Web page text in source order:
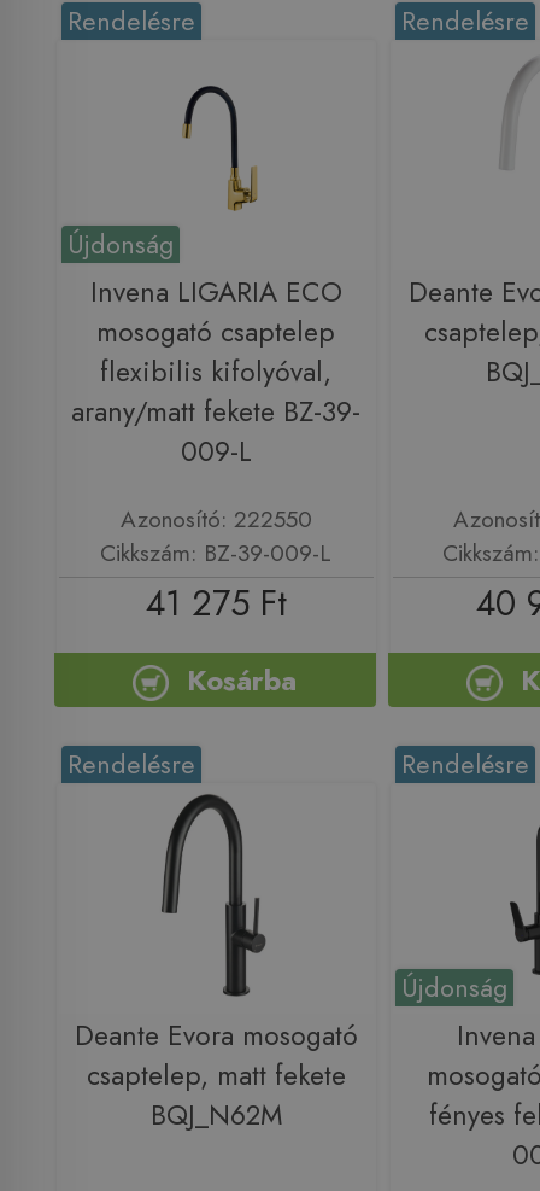
Újdonság
Rendelésre
Invena LIGARIA ECO
mosogató csaptelep
flexibilis kifolyóval,
arany/matt fekete BZ-39-
009-L
Azonosító: 222550
Cikkszám: BZ-39-009-L
41 275 Ft
Kosárba
Rendelésre
Deante
40
Rendelésre
Deante Evora mosogató
csaptelep, matt fekete
BQJ_N62M
Újdonság
Rendelésre
fényes